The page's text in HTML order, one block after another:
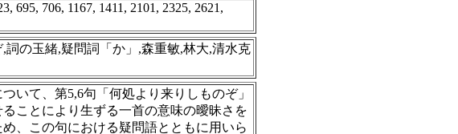
695, 706, 1167, 1411, 2101, 2325, 2621,
詞の玉緒,疑問詞「か」,森重敏,林大,清水克
ついて、第5,6句「何処より来りしものぞ」
ることにより生ずる一首の意味の曖昧さを
め、この句における疑問語とともに用いら